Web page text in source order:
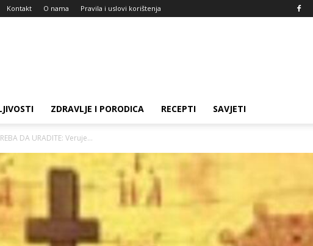
Kontakt O nama Pravila i uslovi korištenja
ZDRAVLJE I PORODICA RECEPTI SAVJETI
DA URADITE: Veruje...